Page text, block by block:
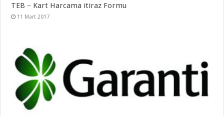
TEB – Kart Harcama itiraz Formu
11 Mart 2017